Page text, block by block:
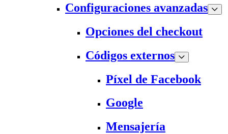
Configuraciones avanzadas
Opciones del checkout
Códigos externos
Píxel de Facebook
Google
Mensajería